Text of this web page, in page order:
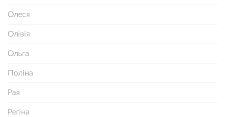
Олеся
Олівія
Ольга
Поліна
Рая
Регіна